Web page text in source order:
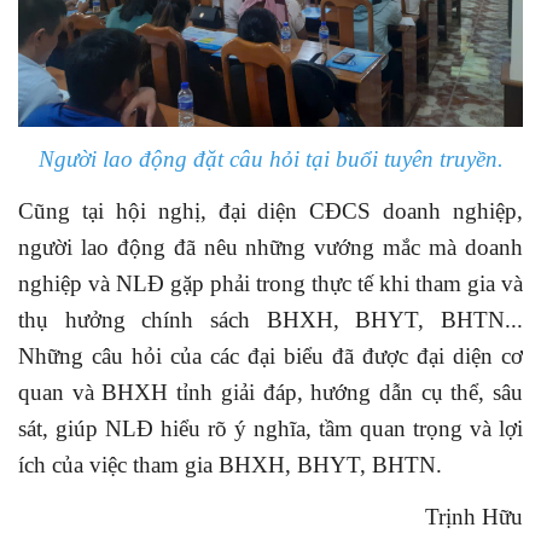
Người lao động đặt câu hỏi tại buổi tuyên truyền.
Cũng tại hội nghị, đại diện CĐCS doanh nghiệp,
người lao động đã nêu những vướng mắc mà doanh
nghiệp và NLĐ gặp phải trong thực tế khi tham gia và
thụ hưởng chính sách BHXH, BHYT, BHTN...
Những câu hỏi của các đại biểu đã được đại diện cơ
quan và BHXH tỉnh giải đáp, hướng dẫn cụ thể, sâu
sát, giúp NLĐ hiểu rõ ý nghĩa, tầm quan trọng và lợi
ích của việc tham gia BHXH, BHYT, BHTN.
Trịnh Hữu